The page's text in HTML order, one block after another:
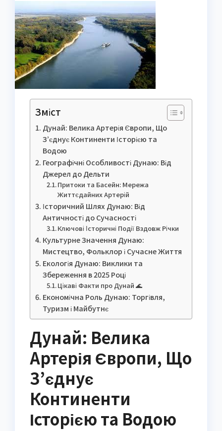
Зміст
Дунай: Велика Артерія Європи, Що
З’єднує Континенти Історією та
Водою
Географічні Особливості Дунаю: Від
Джерел до Дельти
Притоки та Басейн: Мережа
Життєдайних Артерій
Історичний Шлях Дунаю: Від
Античності до Сучасності
Ключові Історичні Події Вздовж Річки
Культурне Значення Дунаю:
Мистецтво, Фольклор і Сучасне Життя
Екологія Дунаю: Виклики та
Збереження в 2025 Році
Цікаві Факти про Дунай 🌊
Економічна Роль Дунаю: Торгівля,
Туризм і Майбутнє
Дунай: Велика
Артерія Європи, Що
З’єднує
Континенти
Історією та Водою